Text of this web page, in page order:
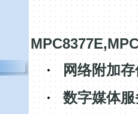
·
网络附加
·
数字媒体服